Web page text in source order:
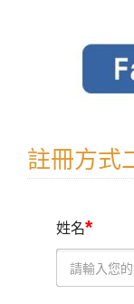
註冊方式
姓名*